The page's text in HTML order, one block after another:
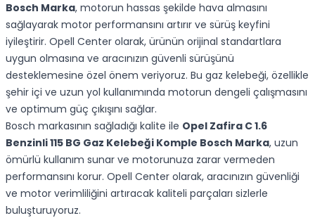
Bosch Marka, motorun hassas şekilde hava almasını
sağlayarak motor performansını artırır ve sürüş keyfini
iyileştirir. Opell Center olarak, ürünün orijinal standartlara
uygun olmasına ve aracınızın güvenli sürüşünü
desteklemesine özel önem veriyoruz. Bu gaz kelebeği, özellikle
şehir içi ve uzun yol kullanımında motorun dengeli çalışmasını
ve optimum güç çıkışını sağlar.
Bosch markasının sağladığı kalite ile Opel Zafira C 1.6
Benzinli 115 BG Gaz Kelebeği Komple Bosch Marka, uzun
ömürlü kullanım sunar ve motorunuza zarar vermeden
performansını korur. Opell Center olarak, aracınızın güvenliği
ve motor verimliliğini artıracak kaliteli parçaları sizlerle
buluşturuyoruz.